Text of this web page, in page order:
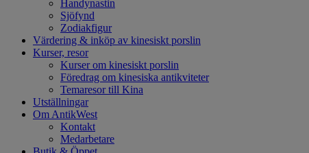
Handynastin
Sjöfynd
Zodiakfigur
Värdering & inköp av kinesiskt porslin
Kurser, resor
Kurser om kinesiskt porslin
Föredrag om kinesiska antikviteter
Temaresor till Kina
Utställningar
Om AntikWest
Kontakt
Medarbetare